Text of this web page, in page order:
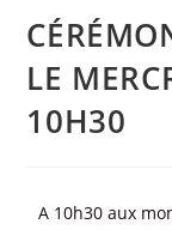
LE
10H30
A 10h30 aux